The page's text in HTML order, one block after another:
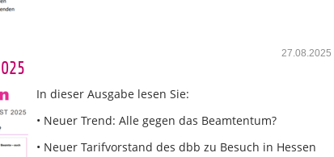
27.08.2025
In dieser Ausgabe lesen Sie:
• Neuer Trend: Alle gegen das Beamtentum?
• Neuer Tarifvorstand des dbb zu Besuch in Hessen